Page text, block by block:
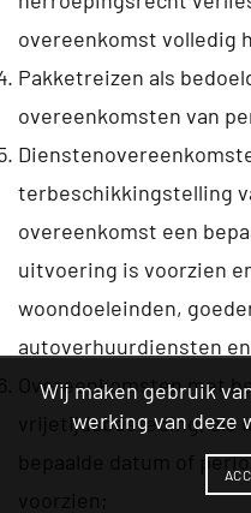
overeenkomst volledig
Pakketreizen als
overeenkomsten van
terbeschikkingstelling
overeenkomst een
uitvoering is voorzien
woondoeleinden,
autoverhuurdiensten
Overeenkomsten met
vrijetijdsbesteding, als
bepaalde datum of
Wij maken gebruik
werking van deze